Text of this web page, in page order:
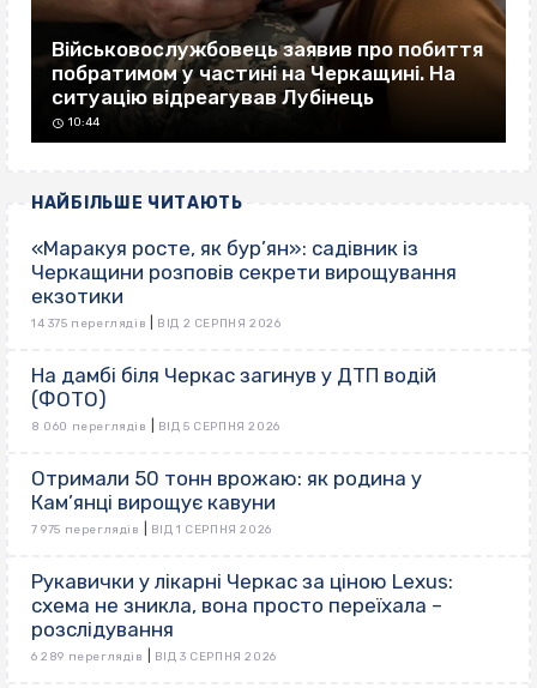
Військовослужбовець заявив про побиття
побратимом у частині на Черкащині. На
ситуацію відреагував Лубінець
10:44
НАЙБІЛЬШЕ ЧИТАЮТЬ
«Маракуя росте, як бур’ян»: садівник із
Черкащини розповів секрети вирощування
екзотики
14 375 переглядів ВІД 2 СЕРПНЯ 2026
На дамбі біля Черкас загинув у ДТП водій
(ФОТО)
8 060 переглядів ВІД 5 СЕРПНЯ 2026
Отримали 50 тонн врожаю: як родина у
Кам’янці вирощує кавуни
7 975 переглядів ВІД 1 СЕРПНЯ 2026
Рукавички у лікарні Черкас за ціною Lexus:
схема не зникла, вона просто переїхала –
розслідування
6 289 переглядів ВІД 3 СЕРПНЯ 2026